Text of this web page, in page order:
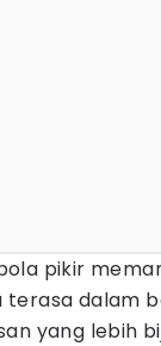
pikir
terasa dalam
yang lebih